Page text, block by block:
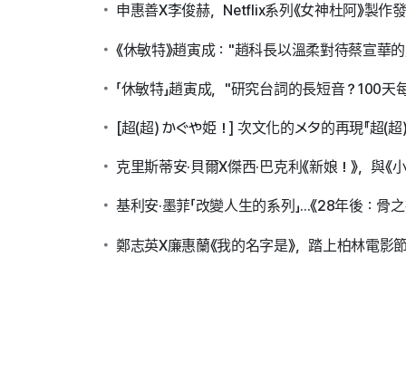
申惠善X李俊赫，Netflix系列《女神杜阿》製作
《休敏特》趙寅成："趙科長以溫柔對待蔡宣
「休敏特」趙寅成，"研究台詞的長短音？100
[超(超) かぐや姫！] 次文化的メタ的再現『超(超)
克里斯蒂安·貝爾X傑西·巴克利《新娘！》，與
基利安·墨菲「改變人生的系列」...《28年後：骨
鄭志英X廉惠蘭《我的名字是》，踏上柏林電影